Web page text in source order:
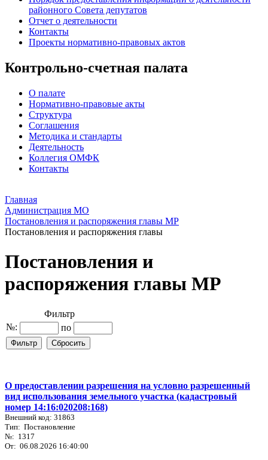
районного Совета депутатов
Отчет о деятельности
Контакты
Проекты нормативно-правовых актов
Контрольно-счетная палата
О палате
Нормативно-правовые акты
Структура
Соглашения
Методика и стандарты
Деятельность
Коллегия ОМФК
Контакты
Главная
Администрация МО
Постановления и распоряжения главы МР
Постановления и распоряжения главы
Постановления и
распоряжения главы МР
Фильтр
№:
по
О предоставлении разрешения на условно разрешенный
вид использования земельного участка (кадастровый
номер 14:16:020208:168)
Внешний код: 31863
Тип: Постановление
№: 1317
От: 06.08.2026 16:40:00